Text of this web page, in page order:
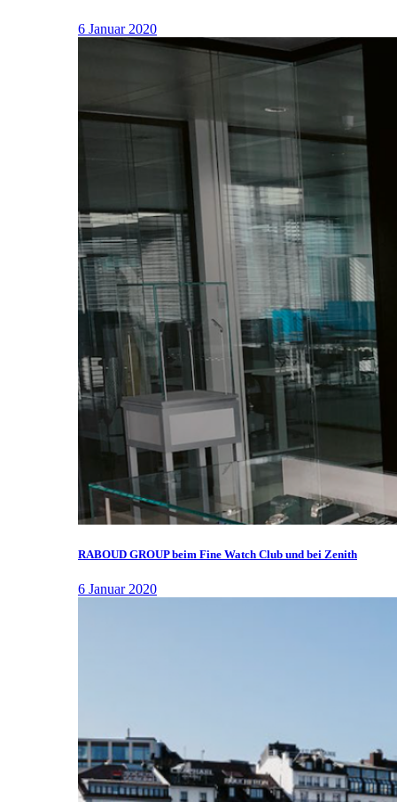
6 Januar 2020
RABOUD GROUP beim Fine Watch Club und bei Zenith
6 Januar 2020